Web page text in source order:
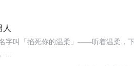
字叫「掐死你的温柔」——听着温柔，
...